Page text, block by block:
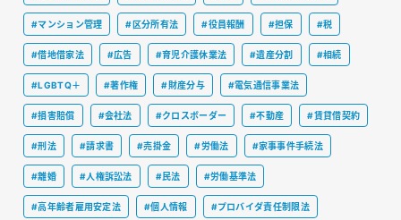
#マンション管理 #区分所有法 #役員報酬 #担保 #税
#借地借家法 #広告 #育児介護休業法 #遺産分割 #相続
#LGBTQ＋ #著作権 #財産分与 #電気通信事業法
#損害賠償 #会社法 #クロスボーダー #不動産 #賃貸借契約
#刑法 #請求書 #売掛金 #労働法 #家事事件手続法
#離婚 #人権訴訟法 #民法 #労働基準法
#高年齢者雇用安定法 #個人情報 #プロバイダ責任制限法